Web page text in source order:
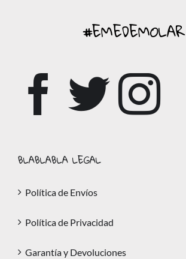
#EMEDEMOLAR
BLABLABLA LEGAL
Política de Envíos
Política de Privacidad
Garantía y Devoluciones